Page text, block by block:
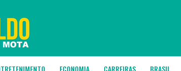
ECONOMIA CARREIRAS BRASIL